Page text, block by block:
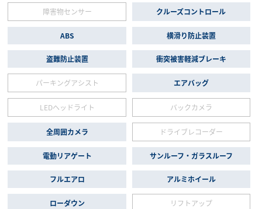
障害物センサー クルーズコントロール
ABS 横滑り防止装置
盗難防止装置 衝突被害軽減ブレーキ
パーキングアシスト エアバッグ
LEDヘッドライト バックカメラ
全周囲カメラ ドライブレコーダー
電動リアゲート サンルーフ・ガラスルーフ
フルエアロ アルミホイール
ローダウン リフトアップ